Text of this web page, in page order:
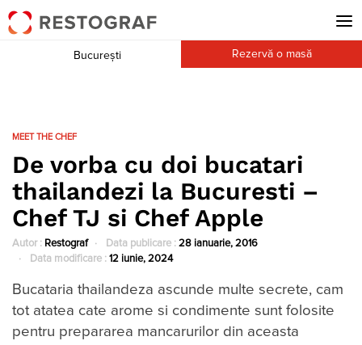
București Rezervă o masă
MEET THE CHEF
De vorba cu doi bucatari
thailandezi la Bucuresti –
Chef TJ si Chef Apple
Autor : Restograf Data publicare : 28 ianuarie, 2016
Data modificare : 12 iunie, 2024
Bucataria thailandeza ascunde multe secrete, cam
tot atatea cate arome si condimente sunt folosite
pentru prepararea mancarurilor din aceasta